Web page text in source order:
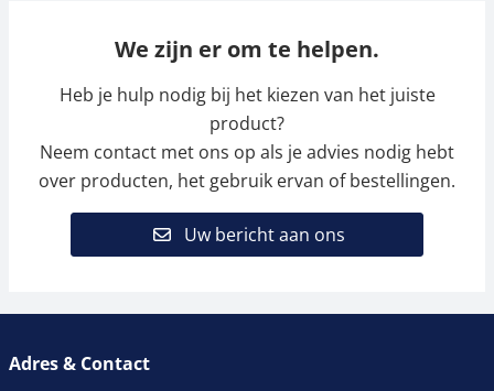
We zijn er om te helpen.
Heb je hulp nodig bij het kiezen van het juiste
product?
Neem contact met ons op als je advies nodig hebt
over producten, het gebruik ervan of bestellingen.
Uw bericht aan ons
Adres & Contact